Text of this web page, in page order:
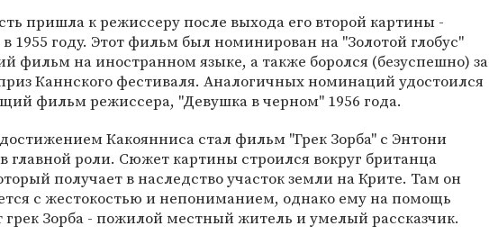
пришла к режиссеру после выхода его второй картины -
в 1955 году. Этот фильм был номинирован на "Золотой глобус"
фильм на иностранном языке, а также боролся (безуспешно) за
Каннского фестиваля. Аналогичных номинаций удостоился
фильм режиссера, "Девушка в черном" 1956 года.
Какоянниса стал фильм "Грек Зорба" с Энтони
главной роли. Сюжет картины строился вокруг британца
получает в наследство участок земли на Крите. Там он
с жестокостью и непониманием, однако ему на помощь
Зорба - пожилой местный житель и умелый рассказчик.